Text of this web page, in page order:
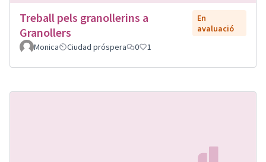
Treball pels granollerins a
Granollers
En
avaluació
Monica
Ciudad próspera 0 1